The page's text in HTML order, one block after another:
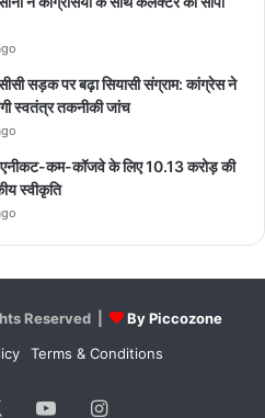
सड़क पर बढ़ा सियासी संग्राम: कांग्रेस ने
स्वतंत्र तकनीकी जांच
एनीकट-कम-कॉजवे के लिए 10.13 करोड़ की
स्वीकृति
Reserved |
By Piccozone
Terms & Conditions
YouTubeInstagram